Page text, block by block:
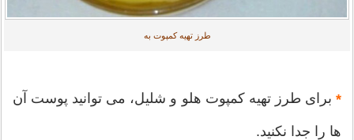
طرز تهیه کمپوت به
* برای طرز تهیه کمپوت هلو و شلیل، می توانید پوست آن
ها را جدا نکنید.